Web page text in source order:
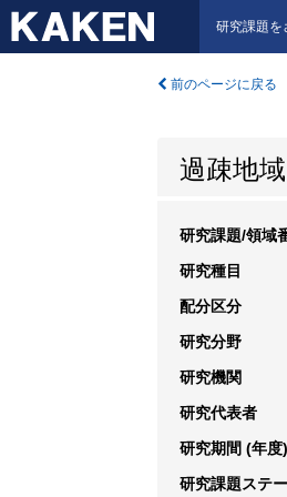
研究課題を
前のページに戻る
過疎地
研究課題/領域
研究種目
配分区分
研究分野
研究機関
研究代表者
研究期間 (年度)
研究課題ステ